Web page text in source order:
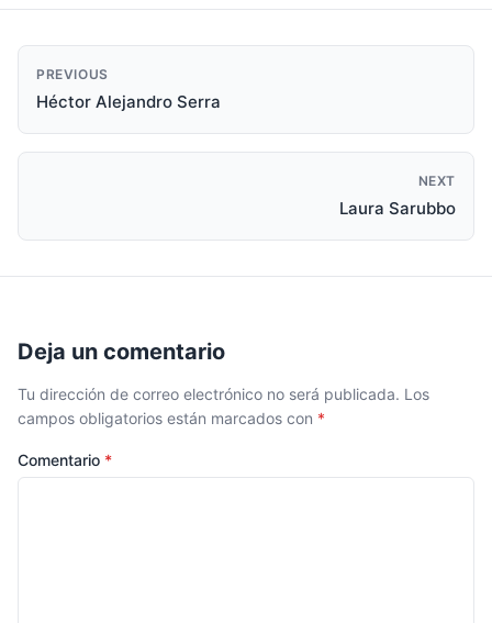
PREVIOUS
Héctor Alejandro Serra
NEXT
Laura Sarubbo
Deja un comentario
Tu dirección de correo electrónico no será publicada. Los
campos obligatorios están marcados con *
Comentario *